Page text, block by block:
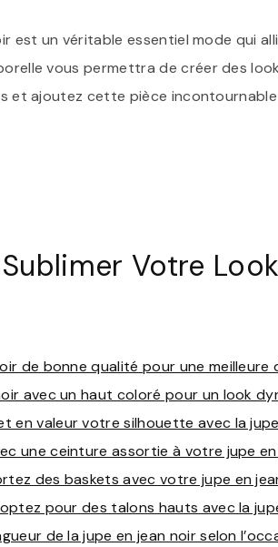
est un véritable essentiel mode qui
vous permettra de créer des
et ajoutez cette pièce
Votre
de bonne qualité pour une meilleure
avec un haut coloré pour un look
en valeur votre silhouette avec la
une ceinture assortie à votre jupe en
des baskets avec votre jupe en
pour des talons hauts avec la
de la jupe en jean noir selon